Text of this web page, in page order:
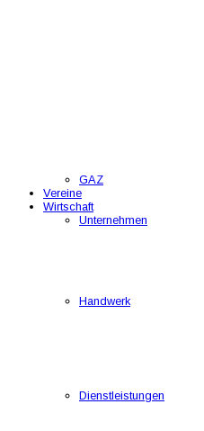
GAZ
Vereine
Wirtschaft
Unternehmen
Handwerk
Dienstleistungen